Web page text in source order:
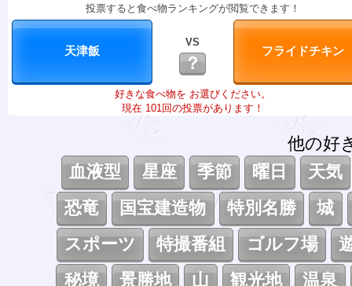
投票すると食べ物ランキングが閲覧できます！
VS
？
好きな食べ物を お選びください。
現在 101回の投票があります！
他の好
血液型
星座 季節 曜日
天気
恐竜
国宝建造物 特別名勝
城
スポーツ
特撮番組 ゴルフ場
秘境
景勝地 山 観光地
温泉